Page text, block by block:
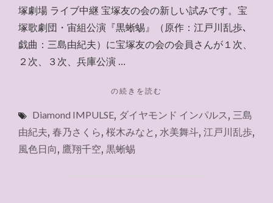
塚劇場 ライブ中継 宝塚友の会の新しい試みです。宝
塚歌劇団・宙組公演『黒蜥蜴』（原作：江戸川乱歩､
戯曲：三島由紀夫）に宝塚友の会の会員さんが１次、
２次、３次、兵庫公演 …
"宝
友
の
～
の続きを読む
Diamond IMPULSE, ダイヤモンド インパルス , 三島
由紀夫, 春乃さくら, 桜木みなと , 水美舞斗, 江戸川乱歩,
風色日向, 鷹翔千空, 黒蜥蜴